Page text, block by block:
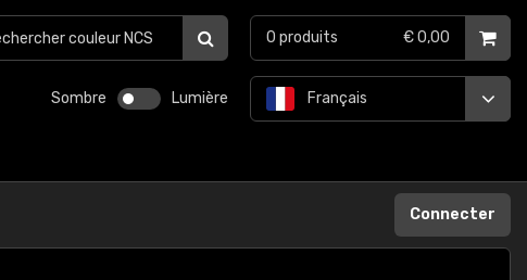
Sombre Lumière Français
0 produits € 0,00
Connecter